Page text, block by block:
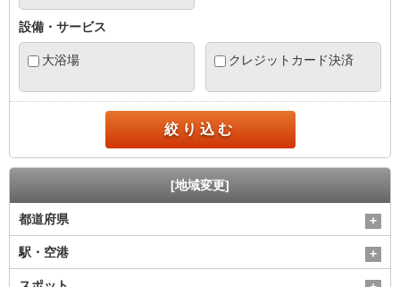
設備・サービス
大浴場 クレジットカード決済
絞り込む
[地域変更]
都道府県
駅・空港